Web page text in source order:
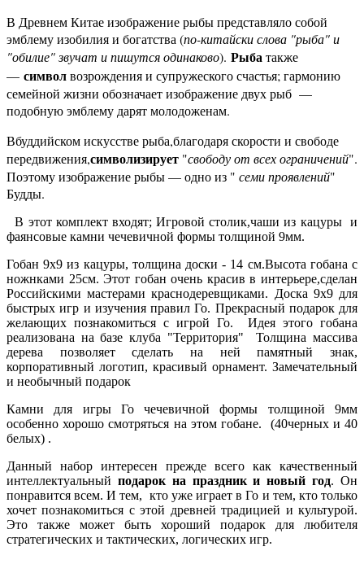
В ДревнемКитаеизображениерыбыпредставляло собой
эмблемуизобилия и богатства (по-китайски слова "рыба" и
"обилие" звучат и пишутся одинаково). Рыбатакже
— символвозрожденияи супружеского счастья; гармонию
семейной жизни обозначает изображение двух рыб —
подобную эмблему дарят молодоженам.
Вбуддийском искусстверыба,благодаря скорости и свободе
передвижения,символизирует "свободу от всех ограничений".
Поэтому изображениерыбы— одно из " семипроявлений"
Будды.
В этот комплект входят; Игровой столик,чаши из кацуры и
фаянсовые камни чечевичной формы толщиной 9мм.
Гобан 9х9 из кацуры, толщина доски - 14 см.Высота гобана с
ножнками 25см. Этот гобан очень красив в интерьере,сделан
Российскими мастерами краснодеревщиками. Доска 9х9 для
быстрых игр и изучения правил Го. Прекрасный подарок для
желающих познакомиться с игрой Го. Идея этого гобана
реализована на базе клуба "Территория" Толщина массива
дерева позволяет сделать на ней памятный знак,
корпоративный логотип, красивый орнамент. Замечательный
и необычный подарок
Камни для игры Го чечевичной формы толщиной 9мм
особенно хорошо смотряться на этом гобане. (40черных и 40
белых) .
Данный набор интересен прежде всего как качественный
интеллектуальный подарок на праздник и новый год. Он
понравится всем. И тем, кто уже играет в Го и тем, кто только
хочет познакомиться с этой древней традицией и культурой.
Это также может быть хороший подарок для любителя
стратегических и тактических, логических игр.